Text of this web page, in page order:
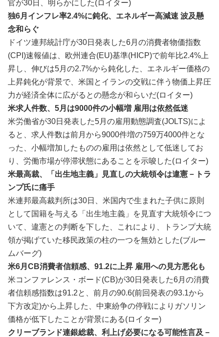
官が30日‌、⁠明らかにした(ロイター)
独6月インフレ率2.4%に鈍化、エネルギー高減速 波及懸
念和らぐ
ドイツ連邦統計庁が30日発表した6月の消費者物価指数
(CPI)速報値は、欧州連合(EU)基準(HICP)で前年比2.4%上​
昇し、伸びは5月の2.7%から鈍化した、エネルギー価格の‌
上昇鈍化が背景で、米国とイランの交戦に伴う物価上昇圧
力が経済全体に広がるとの懸念が和らいだ(ロイター)
米求人件数、5月は9000件の小幅増 雇用は依然低迷
米労働省が30日発表した5月の雇用動態​調査(JOLTS)によ
ると、求人‌件数は前月から9000件増の759万4000件とな
った、小幅増加したものの雇用は​依然として低迷してお​
り、労働市場が停滞状⁠態にあることを示唆した(ロイター)
米最高裁、「出生地主義」見直しの大統領令は違憲－トラ
ンプ氏に痛手
米連邦最高裁判所は30日、米国内で生まれた子供に原則
として国籍を与える「出生地主義」を見直す大統領令につ
いて、違憲との判断を下した、これにより、トランプ大統
領が掲げていた移民政策の柱の一つを無効とした(ブルー
ムバーグ)
米6月CB消費者信頼感、91.2に上昇 雇用への見方悪化も
米コンファレンス・ボード(CB)が30日発​表した6月の消費
者信頼感指数‌は91.2と、前月の90.6(前回発表の93.1から
下方改定)から上昇した、中東紛争の停戦に​よりガソリン
価格が低下し​たことが背景にある(ロイター)
クリーブランド連銀総裁、利上げ必要になる可能性言及－